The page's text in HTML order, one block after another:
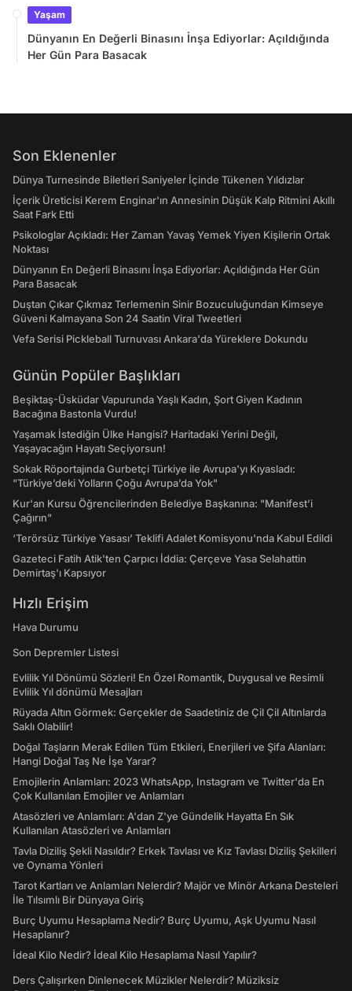
Yaşam
Dünyanın En Değerli Binasını İnşa Ediyorlar: Açıldığında
Her Gün Para Basacak
Son Eklenenler
Dünya Turnesinde Biletleri Saniyeler İçinde Tükenen Yıldızlar
İçerik Üreticisi Kerem Enginar'ın Annesinin Düşük Kalp Ritmini Akıllı
Saat Fark Etti
Psikologlar Açıkladı: Her Zaman Yavaş Yemek Yiyen Kişilerin Ortak
Noktası
Dünyanın En Değerli Binasını İnşa Ediyorlar: Açıldığında Her Gün
Para Basacak
Duştan Çıkar Çıkmaz Terlemenin Sinir Bozuculuğundan Kimseye
Güveni Kalmayana Son 24 Saatin Viral Tweetleri
Vefa Serisi Pickleball Turnuvası Ankara'da Yüreklere Dokundu
Günün Popüler Başlıkları
Beşiktaş-Üsküdar Vapurunda Yaşlı Kadın, Şort Giyen Kadının
Bacağına Bastonla Vurdu!
Yaşamak İstediğin Ülke Hangisi? Haritadaki Yerini Değil,
Yaşayacağın Hayatı Seçiyorsun!
Sokak Röportajında Gurbetçi Türkiye ile Avrupa'yı Kıyasladı:
"Türkiye’deki Yolların Çoğu Avrupa’da Yok"
Kur'an Kursu Öğrencilerinden Belediye Başkanına: "Manifest’i
Çağırın"
‘Terörsüz Türkiye Yasası’ Teklifi Adalet Komisyonu'nda Kabul Edildi
Gazeteci Fatih Atik'ten Çarpıcı İddia: Çerçeve Yasa Selahattin
Demirtaş'ı Kapsıyor
Hızlı Erişim
Hava Durumu
Son Depremler Listesi
Evlilik Yıl Dönümü Sözleri! En Özel Romantik, Duygusal ve Resimli
Evlilik Yıl dönümü Mesajları
Rüyada Altın Görmek: Gerçekler de Saadetiniz de Çil Çil Altınlarda
Saklı Olabilir!
Doğal Taşların Merak Edilen Tüm Etkileri, Enerjileri ve Şifa Alanları:
Hangi Doğal Taş Ne İşe Yarar?
Emojilerin Anlamları: 2023 WhatsApp, Instagram ve Twitter'da En
Çok Kullanılan Emojiler ve Anlamları
Atasözleri ve Anlamları: A'dan Z'ye Gündelik Hayatta En Sık
Kullanılan Atasözleri ve Anlamları
Tavla Diziliş Şekli Nasıldır? Erkek Tavlası ve Kız Tavlası Diziliş Şekilleri
ve Oynama Yönleri
Tarot Kartları ve Anlamları Nelerdir? Majör ve Minör Arkana Desteleri
İle Tılsımlı Bir Dünyaya Giriş
Burç Uyumu Hesaplama Nedir? Burç Uyumu, Aşk Uyumu Nasıl
Hesaplanır?
İdeal Kilo Nedir? İdeal Kilo Hesaplama Nasıl Yapılır?
Ders Çalışırken Dinlenecek Müzikler Nelerdir? Müziksiz